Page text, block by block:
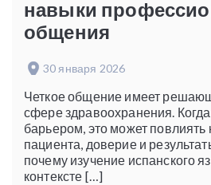
навыки
общения
30 января 2026
Четкое общение имеет
сфере здравоохранения.
барьером, это может повлиять
пациента, доверие и
почему изучение испанского
контексте […]